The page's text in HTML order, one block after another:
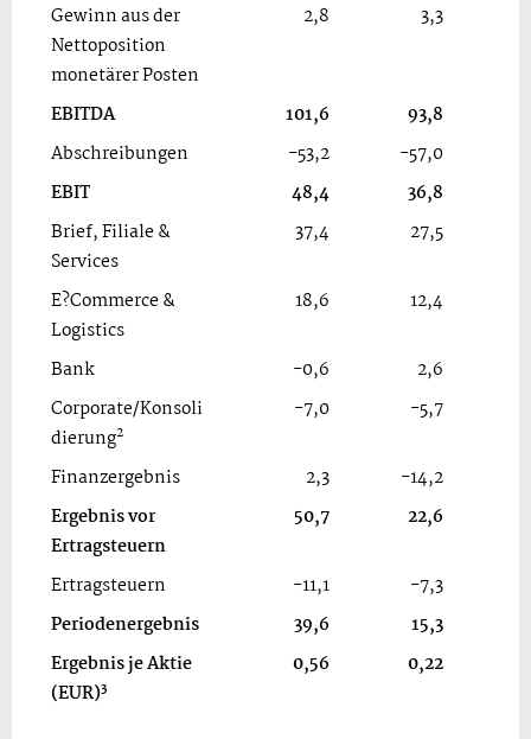
Gewinn aus der
Nettoposition
monetärer Posten
2,8 3,3
EBITDA 101,6
93,8
Abschreibungen
-53,2
-57,0
EBIT
48,4
36,8
Brief, Filiale &
Services
37,4 27,5
E?Commerce &
Logistics
18,6 12,4
Bank -0,6
2,6
Corporate/Konsoli
dierung2
-7,0 -5,7
Finanzergebnis 2,3
-14,2
Ergebnis vor
Ertragsteuern
50,7 22,6
Ertragsteuern -11,1
-7,3
Periodenergebnis
39,6
15,3
Ergebnis je Aktie
(EUR)3
0,56 0,22